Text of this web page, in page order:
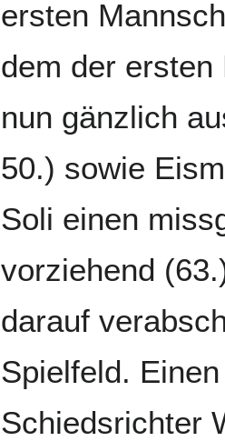
ersten
dem der
nun gänzlich
50.) sowie
Soli einen
vorziehend
darauf
Spielfeld.
Schiedsrichter